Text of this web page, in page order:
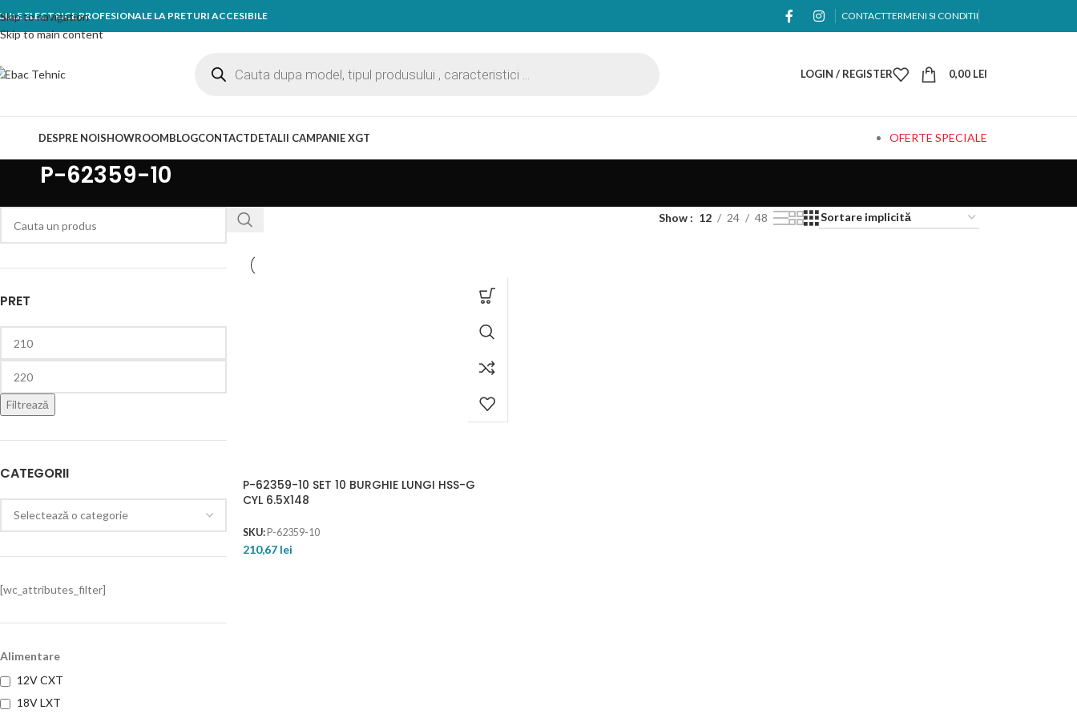
Skip to navigation
Skip to main content
ELECTRICE PROFESIONALE LA PRETURI ACCESIBILE CONTACTTERMENI SI CONDITII
LOGIN / REGISTER 0,00 LEI
DESPRE NOISHOWROOMBLOGCONTACTDETALII CAMPANIE XGT OFERTE SPECIALE
P-62359-10
PRET
Filtrează
CATEGORII
[wc_attributes_filter]
Alimentare
12V CXT
18V LXT
Show 12 24 48
P-62359-10 SET 10 BURGHIE LUNGI HSS-G
CYL 6.5X148
SKU: P-62359-10
210,67 lei